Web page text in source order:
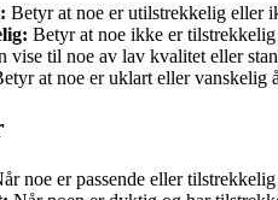
Betyr at noe er utilstrekkelig eller
Betyr at noe ikke er
vise til noe av lav kvalitet eller
at noe er uklart eller vanskelig
noe er passende eller